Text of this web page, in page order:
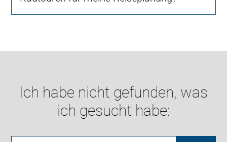
Ich habe nicht gefunden, was
ich gesucht habe: